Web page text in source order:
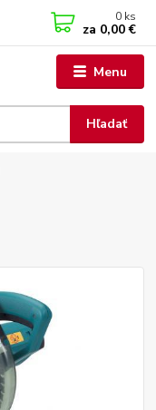
Menu
Hľadať
0 ks
za 0,00 €